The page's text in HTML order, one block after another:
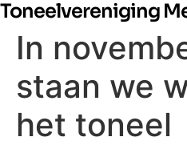
Toneelvereniging
In
staan we
het toneel